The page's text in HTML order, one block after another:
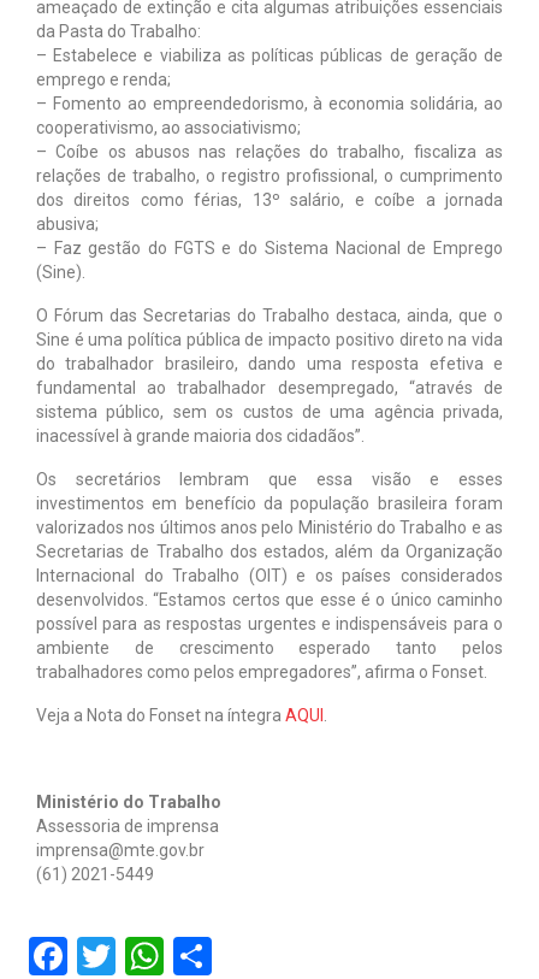
ameaçado de extinção e cita algumas atribuições essenciais
da Pasta do Trabalho:
– Estabelece e viabiliza as políticas públicas de geração de
emprego e renda;
– Fomento ao empreendedorismo, à economia solidária, ao
cooperativismo, ao associativismo;
– Coíbe os abusos nas relações do trabalho, fiscaliza as
relações de trabalho, o registro profissional, o cumprimento
dos direitos como férias, 13º salário, e coíbe a jornada
abusiva;
– Faz gestão do FGTS e do Sistema Nacional de Emprego
(Sine).
O Fórum das Secretarias do Trabalho destaca, ainda, que o
Sine é uma política pública de impacto positivo direto na vida
do trabalhador brasileiro, dando uma resposta efetiva e
fundamental ao trabalhador desempregado, “através de
sistema público, sem os custos de uma agência privada,
inacessível à grande maioria dos cidadãos”.
Os secretários lembram que essa visão e esses
investimentos em benefício da população brasileira foram
valorizados nos últimos anos pelo Ministério do Trabalho e as
Secretarias de Trabalho dos estados, além da Organização
Internacional do Trabalho (OIT) e os países considerados
desenvolvidos. “Estamos certos que esse é o único caminho
possível para as respostas urgentes e indispensáveis para o
ambiente de crescimento esperado tanto pelos
trabalhadores como pelos empregadores”, afirma o Fonset.
Veja a Nota do Fonset na íntegra AQUI
Ministério do Trabalho
Assessoria de imprensa
imprensa@mte.gov.br
(61) 2021-5449
Facebook
TwitterWhatsApp